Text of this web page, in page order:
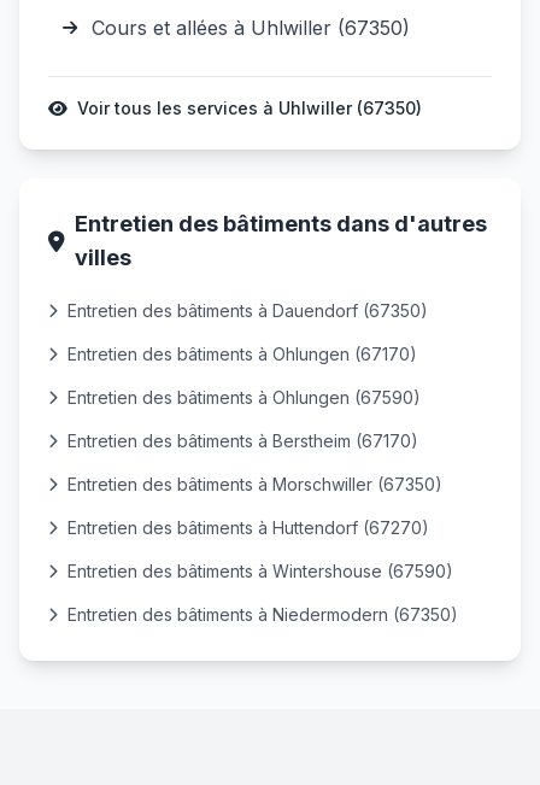
Cours et allées à Uhlwiller (67350)
Voir tous les services à Uhlwiller (67350)
Entretien des bâtiments dans d'autres
villes
Entretien des bâtiments à Dauendorf (67350)
Entretien des bâtiments à Ohlungen (67170)
Entretien des bâtiments à Ohlungen (67590)
Entretien des bâtiments à Berstheim (67170)
Entretien des bâtiments à Morschwiller (67350)
Entretien des bâtiments à Huttendorf (67270)
Entretien des bâtiments à Wintershouse (67590)
Entretien des bâtiments à Niedermodern (67350)